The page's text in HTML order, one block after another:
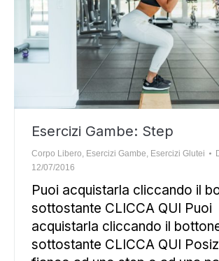
Esercizi Gambe: Step
Corpo Libero, Esercizi Gambe, Esercizi Glutei
12/07/2016
Puoi acquistarla cliccando il
sottostante CLICCA QUI Puoi
acquistarla cliccando il
sottostante CLICCA QUI